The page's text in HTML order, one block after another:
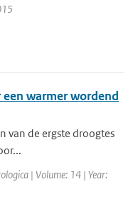
warmer wordend
van de ergste droogtes
| Volume: 14 | Year: